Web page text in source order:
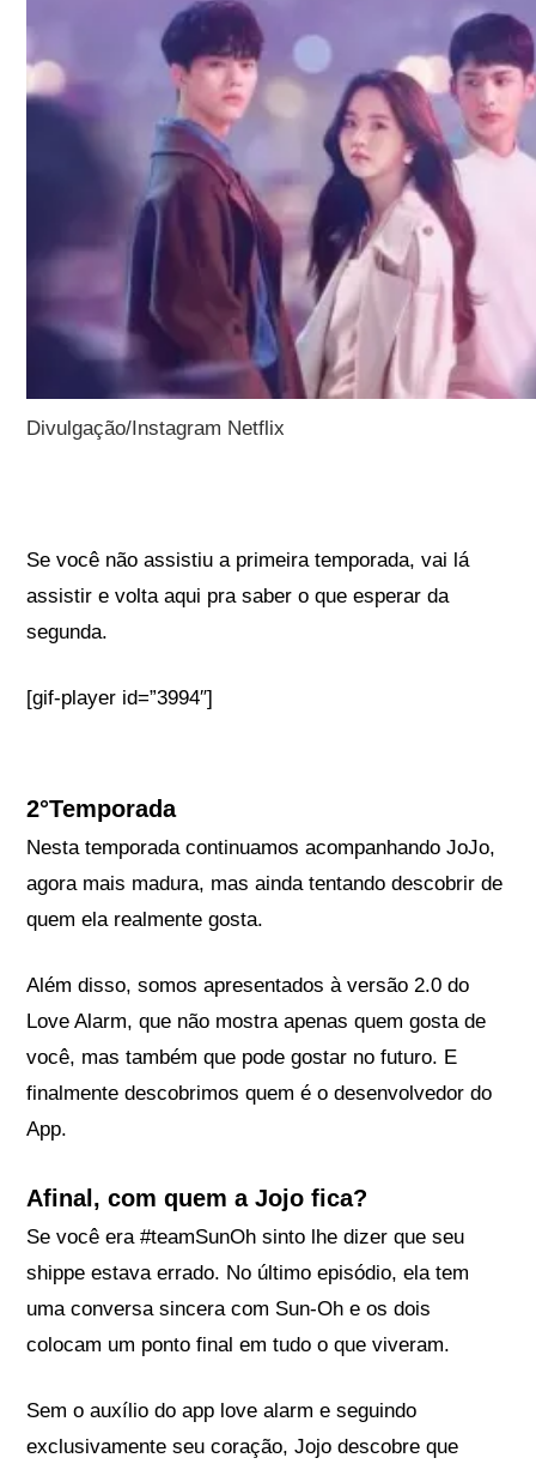
Divulgação/Instagram Netflix
Se você não assistiu a primeira temporada, vai lá
assistir e volta aqui pra saber o que esperar da
segunda.
[gif-player id=”3994″]
2°Temporada
Nesta temporada continuamos acompanhando JoJo,
agora mais madura, mas ainda tentando descobrir de
quem ela realmente gosta.
Além disso, somos apresentados à versão 2.0 do
Love Alarm, que não mostra apenas quem gosta de
você, mas também que pode gostar no futuro. E
finalmente descobrimos quem é o desenvolvedor do
App.
Afinal, com quem a Jojo fica?
Se você era #teamSunOh sinto lhe dizer que seu
shippe estava errado. No último episódio, ela tem
uma conversa sincera com Sun-Oh e os dois
colocam um ponto final em tudo o que viveram.
Sem o auxílio do app love alarm e seguindo
exclusivamente seu coração, Jojo descobre que